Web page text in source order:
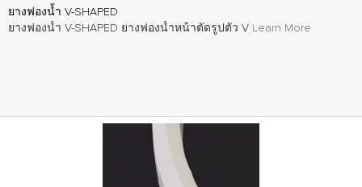
ยางฟองน้ำ V-SHAPED
ยางฟองน้ำ V-SHAPED ยางฟองน้ำหน้าตัดรูปตัว V Learn More